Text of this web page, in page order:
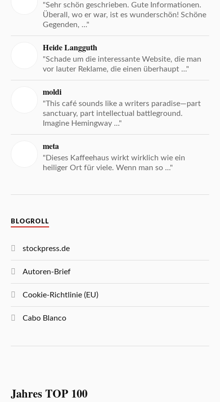
"Sehr schön geschrieben. Gute Informationen.
Überall, wo er war, ist es wunderschön! Schöne
Gegenden, ..."
Heide Langguth
"Schade um die interessante Website, die man
vor lauter Reklame, die einen überhaupt ..."
moldi
"This café sounds like a writers paradise—part
sanctuary, part intellectual battleground.
Imagine Hemingway ..."
meta
"Dieses Kaffeehaus wirkt wirklich wie ein
heiliger Ort für viele. Wenn man so ..."
BLOGROLL
stockpress.de
Autoren-Brief
Cookie-Richtlinie (EU)
Cabo Blanco
Jahres TOP 100